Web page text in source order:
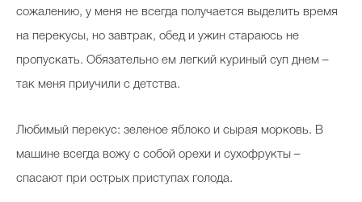
сожалению, у меня не всегда получается выделить время
на перекусы, но завтрак, обед и ужин стараюсь не
пропускать. Обязательно ем легкий куриный суп днем –
так меня приучили с детства.
Любимый перекус: зеленое яблоко и сырая морковь. В
машине всегда вожу с собой орехи и сухофрукты –
спасают при острых приступах голода.